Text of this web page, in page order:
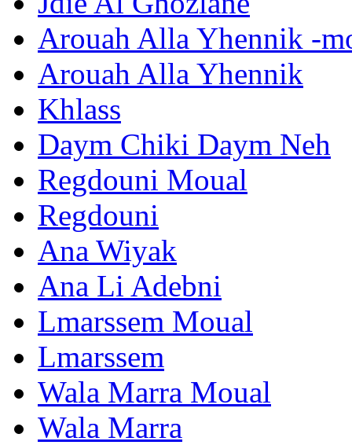
Arouah Alla Yhennik -
Arouah Alla Yhennik
Khlass
Daym Chiki Daym Neh
Regdouni Moual
Regdouni
Ana Wiyak
Ana Li Adebni
Lmarssem Moual
Lmarssem
Wala Marra Moual
Wala Marra